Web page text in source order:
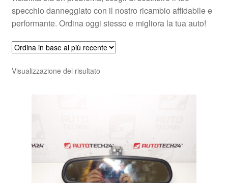
specchio danneggiato con il nostro ricambio affidabile e
performante. Ordina oggi stesso e migliora la tua auto!
Visualizzazione del risultato